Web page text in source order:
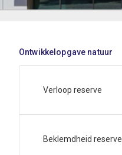
Ontwikkelopgave natuur
Verloop reserve
Beklemdheid reserve